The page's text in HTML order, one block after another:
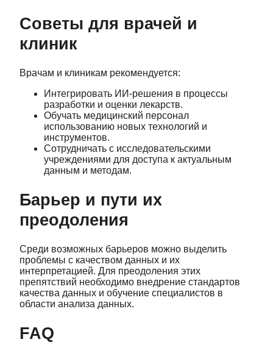
Советы для врачей и
клиник
Врачам и клиникам рекомендуется:
Интегрировать ИИ-решения в процессы
разработки и оценки лекарств.
Обучать медицинский персонал
использованию новых технологий и
инструментов.
Сотрудничать с исследовательскими
учреждениями для доступа к актуальным
данным и методам.
Барьер и пути их
преодоления
Среди возможных барьеров можно выделить
проблемы с качеством данных и их
интерпретацией. Для преодоления этих
препятствий необходимо внедрение стандартов
качества данных и обучение специалистов в
области анализа данных.
FAQ